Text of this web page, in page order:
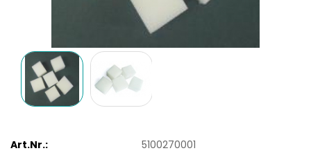
Art.Nr.:
5100270001